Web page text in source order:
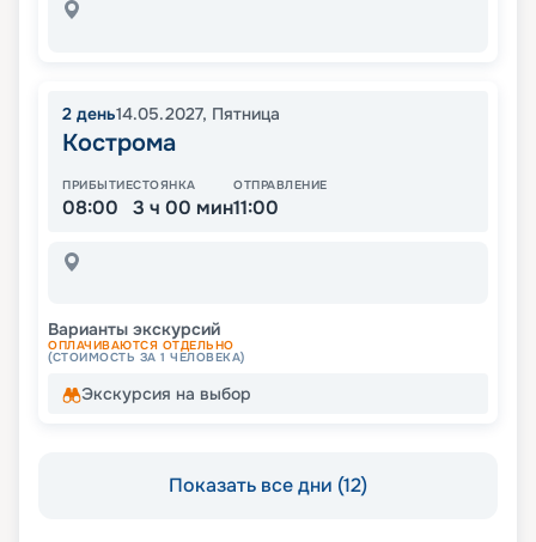
2 день14.05.2027, Пятница
Кострома
ПРИБЫТИЕ
08:00
СТОЯНКА
3 ч 00 мин
ОТПРАВЛЕНИЕ
11:00
Варианты экскурсий
ОПЛАЧИВАЮТСЯ ОТДЕЛЬНО
(СТОИМОСТЬ ЗА 1 ЧЕЛОВЕКА)
Экскурсия на выбор
Показать все дни (12)